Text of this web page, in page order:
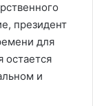
президент
для
остается
и